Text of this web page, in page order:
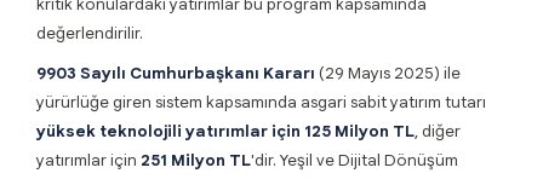
kritik konulardaki yatırımlar bu program kapsamında
değerlendirilir.
9903 Sayılı Cumhurbaşkanı Kararı (29 Mayıs 2025) ile
yürürlüğe giren sistem kapsamında asgari sabit yatırım tutarı
yüksek teknolojili yatırımlar için 125 Milyon TL, diğer
yatırımlar için 251 Milyon TL'dir. Yeşil ve Dijital Dönüşüm